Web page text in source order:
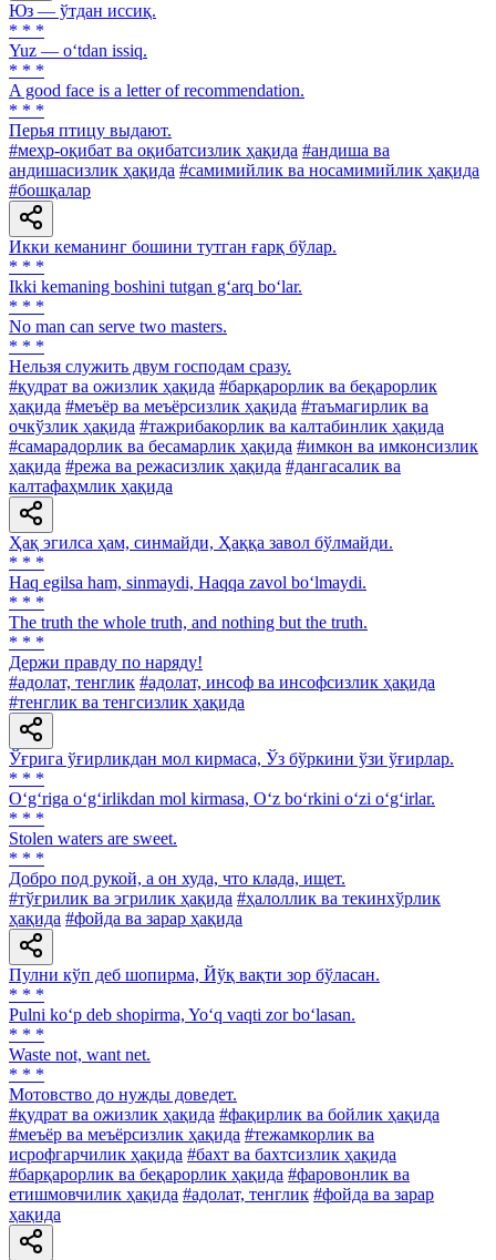
Юз — ўтдан иссиқ.
* * *
Yuz — o‘tdan issiq.
* * *
A good face is a letter of recommendation.
* * *
Перья птицу выдают.
#меҳр-оқибат ва оқибатсизлик ҳақида #андиша ва
андишасизлик ҳақида #самимийлик ва носамимийлик ҳақида
#бошқалар
Икки кеманинг бошини тутган ғарқ бўлар.
* * *
Ikki kemaning boshini tutgan g‘arq bo‘lar.
* * *
No man can serve two masters.
* * *
Нельзя служить двум господам сразу.
#қудрат ва ожизлик ҳақида #барқарорлик ва беқарорлик
ҳақида #меъёр ва меъёрсизлик ҳақида #таъмагирлик ва
очкўзлик ҳақида #тажрибакорлик ва калтабинлик ҳақида
#самарадорлик ва бесамарлик ҳақида #имкон ва имконсизлик
ҳақида #режа ва режасизлик ҳақида #дангасалик ва
калтафаҳмлик ҳақида
Ҳақ эгилса ҳам, синмайди, Ҳаққа завол бўлмайди.
* * *
Haq egilsa ham, sinmaydi, Haqqa zavol bo‘lmaydi.
* * *
The truth the whole truth, and nothing but the truth.
* * *
Держи правду по наряду!
#адолат, тенглик #адолат, инсоф ва инсофсизлик ҳақида
#тенглик ва тенгсизлик ҳақида
Ўғрига ўғирликдан мол кирмаса, Ўз бўркини ўзи ўғирлар.
* * *
O‘g‘riga o‘g‘irlikdan mol kirmasa, O‘z bo‘rkini o‘zi o‘g‘irlar.
* * *
Stolen waters are sweet.
* * *
Добро под рукой, а он худа, что клада, ищет.
#тўғрилик ва эгрилик ҳақида #ҳалоллик ва текинхўрлик
ҳақида #фойда ва зарар ҳақида
Пулни кўп деб шопирма, Йўқ вақти зор бўласан.
* * *
Pulni ko‘p deb shopirma, Yo‘q vaqti zor bo‘lasan.
* * *
Waste not, want net.
* * *
Мотовство до нужды доведет.
#қудрат ва ожизлик ҳақида #фақирлик ва бойлик ҳақида
#меъёр ва меъёрсизлик ҳақида #тежамкорлик ва
исрофгарчилик ҳақида #бахт ва бахтсизлик ҳақида
#барқарорлик ва беқарорлик ҳақида #фаровонлик ва
етишмовчилик ҳақида #адолат, тенглик #фойда ва зарар
ҳақида